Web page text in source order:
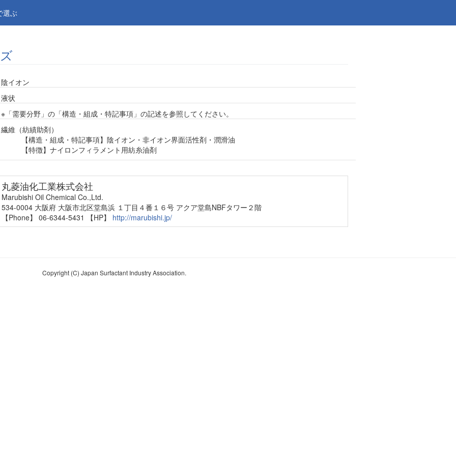
選ぶ
陰イオン
液状
※「需要分野」の「構造・組成・特記事項」の記述を参照してください。
繊維（紡績助剤）
【構造・組成・特記事項】陰イオン・非イオン界面活性剤・潤滑油
【特徴】ナイロンフィラメント用紡糸油剤
丸菱油化工業株式会社
Marubishi Oil Chemical Co.,Ltd.
534-0004 大阪府 大阪市北区堂島浜 １丁目４番１６号 アクア堂島NBFタワー２階
【Phone】 06-6344-5431
【HP】 http://marubishi.jp/
Copyright (C) Japan Surfactant Industry Association.